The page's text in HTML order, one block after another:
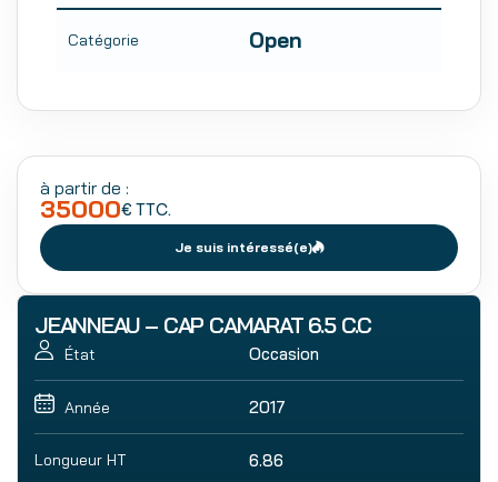
Catégorie Open
à partir de :
35000€ TTC.
Je suis intéressé(e)
JEANNEAU – CAP CAMARAT 6.5 C.C
État Occasion
Année 2017
Longueur HT 6.86